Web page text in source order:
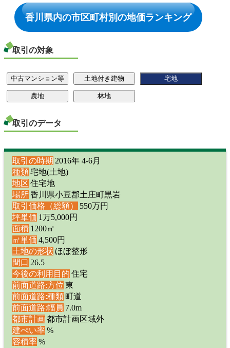
香川県内の市区町村別の地価ランキング
取引の対象
取引のデータ
取引の時期 2016年 4-6月
種類 宅地(土地)
地区 住宅地
場所香川県小豆郡土庄町黒岩
取引価格（総額）
550万円
坪単価 1万5,000円
面積 1200㎡
㎡単価 4,500円
土地の形状 ほぼ整形
間口 26.5
今後の利用目的 住宅
前面道路:方位 東
前面道路:種類 町道
前面道路:幅員 7.0m
都市計画 都市計画区域外
建ぺい率%
容積率%